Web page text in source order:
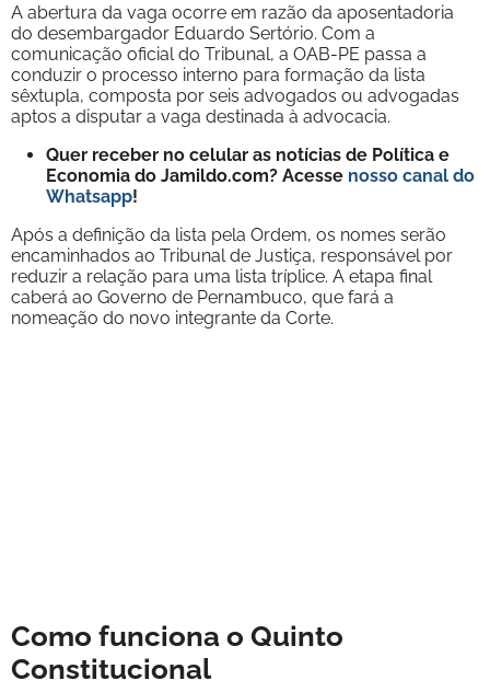
A abertura da vaga ocorre em razão da aposentadoria
do desembargador Eduardo Sertório. Com a
comunicação oficial do Tribunal, a OAB-PE passa a
conduzir o processo interno para formação da lista
sêxtupla, composta por seis advogados ou advogadas
aptos a disputar a vaga destinada à advocacia.
Quer receber no celular as notícias de Política e
Economia do Jamildo.com? Acesse nosso canal do
Whatsapp!
Após a definição da lista pela Ordem, os nomes serão
encaminhados ao Tribunal de Justiça, responsável por
reduzir a relação para uma lista tríplice. A etapa final
caberá ao Governo de Pernambuco, que fará a
nomeação do novo integrante da Corte.
Como funciona o Quinto
Constitucional